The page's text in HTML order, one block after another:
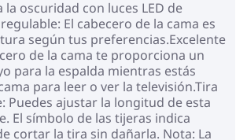
la oscuridad con luces LED de
El cabecero de la cama es
según tus preferencias.Excelente
de la cama te proporciona un
para la espalda mientras estás
para leer o ver la televisión.Tira
Puedes ajustar la longitud de esta
El símbolo de las tijeras indica
cortar la tira sin dañarla. Nota: La